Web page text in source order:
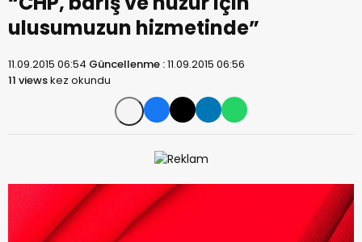
ulusumuzun hizmetinde”
11.09.2015 06:54 Güncellenme :11.09.2015 06:56
11 viewskez okundu